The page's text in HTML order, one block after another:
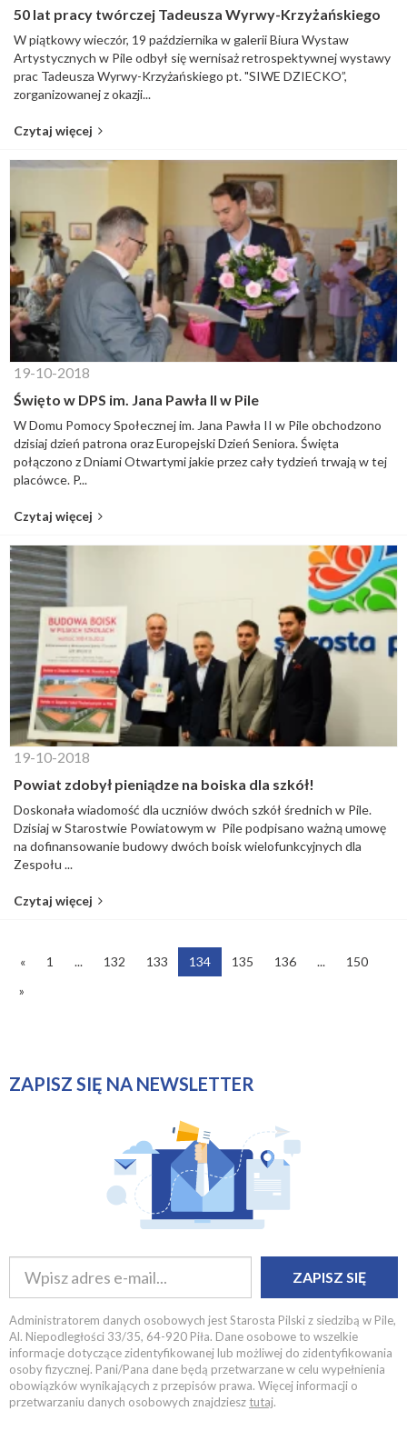
50 lat pracy twórczej Tadeusza Wyrwy-Krzyżańskiego
W piątkowy wieczór, 19 października w galerii Biura Wystaw
Artystycznych w Pile odbył się wernisaż retrospektywnej wystawy
prac Tadeusza Wyrwy-Krzyżańskiego pt. "SIWE DZIECKO”,
zorganizowanej z okazji...
Czytaj więcej
19-10-2018
Święto w DPS im. Jana Pawła II w Pile
W Domu Pomocy Społecznej im. Jana Pawła II w Pile obchodzono
dzisiaj dzień patrona oraz Europejski Dzień Seniora. Święta
połączono z Dniami Otwartymi jakie przez cały tydzień trwają w tej
placówce. P...
Czytaj więcej
19-10-2018
Powiat zdobył pieniądze na boiska dla szkół!
Doskonała wiadomość dla uczniów dwóch szkół średnich w Pile.
Dzisiaj w Starostwie Powiatowym w Pile podpisano ważną umowę
na dofinansowanie budowy dwóch boisk wielofunkcyjnych dla
Zespołu ...
Czytaj więcej
« 1 ... 132 133 134 135 136 ...
150
»
ZAPISZ SIĘ NA NEWSLETTER
ZAPISZ SIĘ
Administratorem danych osobowych jest Starosta Pilski z siedzibą w Pile,
Al. Niepodległości 33/35, 64-920 Piła. Dane osobowe to wszelkie
informacje dotyczące zidentyfikowanej lub możliwej do zidentyfikowania
osoby fizycznej. Pani/Pana dane będą przetwarzane w celu wypełnienia
obowiązków wynikających z przepisów prawa. Więcej informacji o
przetwarzaniu danych osobowych znajdziesz tutaj.